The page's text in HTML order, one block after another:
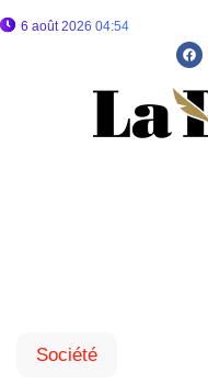
6 août 2026 04:54
Société